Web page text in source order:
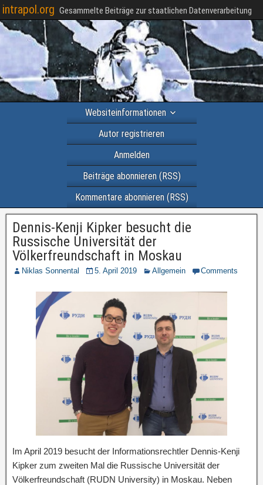
intrapol.org Gesammelte Beiträge zur staatlichen Datenverarbeitung
Websiteinformationen
Autor registrieren
Anmelden
Beiträge abonnieren (RSS)
Kommentare abonnieren (RSS)
Dennis-Kenji Kipker besucht die
Russische Universität der
Völkerfreundschaft in Moskau
Niklas Sonnental 5. April 2019 Allgemein Comments
Im April 2019 besucht der Informationsrechtler Dennis-Kenji
Kipker zum zweiten Mal die Russische Universität der
Völkerfreundschaft (RUDN University) in Moskau. Neben